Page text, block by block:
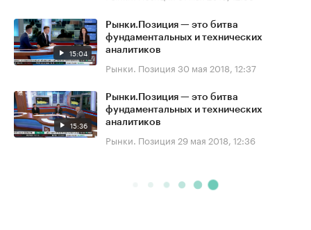
15:04
Рынки.Позиция — это битва
фундаментальных и технических
аналитиков
Рынки. Позиция 30 мая 2018, 12:37
15:36
Рынки.Позиция — это битва
фундаментальных и технических
аналитиков
Рынки. Позиция 29 мая 2018, 12:36